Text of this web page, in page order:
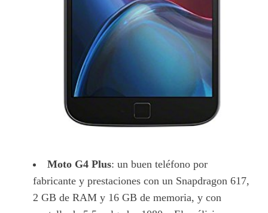
Moto G4 Plus: un buen teléfono por
fabricante y prestaciones con un Snapdragon 617,
2 GB de RAM y 16 GB de memoria, y con